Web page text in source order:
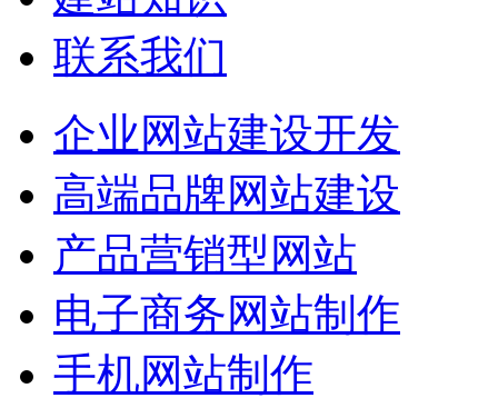
联系我们
企业网站建设开发
高端品牌网站建设
产品营销型网站
电子商务网站制作
手机网站制作